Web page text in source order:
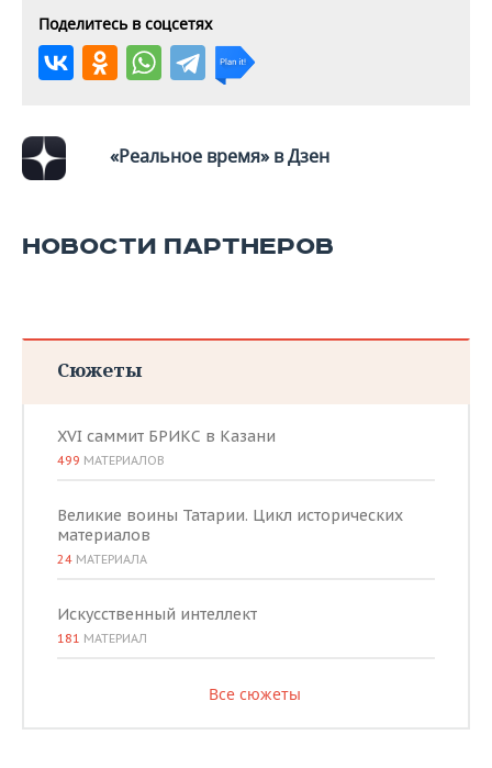
Поделитесь в соцсетях
«Реальное время» в Дзен
НОВОСТИ ПАРТНЕРОВ
Сюжеты
XVI саммит БРИКС в Казани
499 МАТЕРИАЛОВ
Великие воины Татарии. Цикл исторических
материалов
24 МАТЕРИАЛА
Искусственный интеллект
181 МАТЕРИАЛ
Все сюжеты